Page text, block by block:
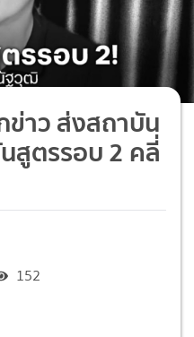
ข่าว ส่งสถาบัน
สูตรรอบ 2 คลี่
152